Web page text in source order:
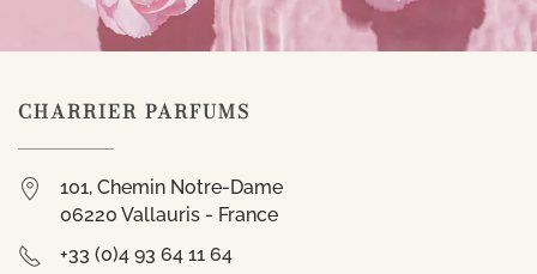
CHARRIER PARFUMS
101, Chemin Notre-Dame
06220 Vallauris - France
+33 (0)4 93 64 11 64